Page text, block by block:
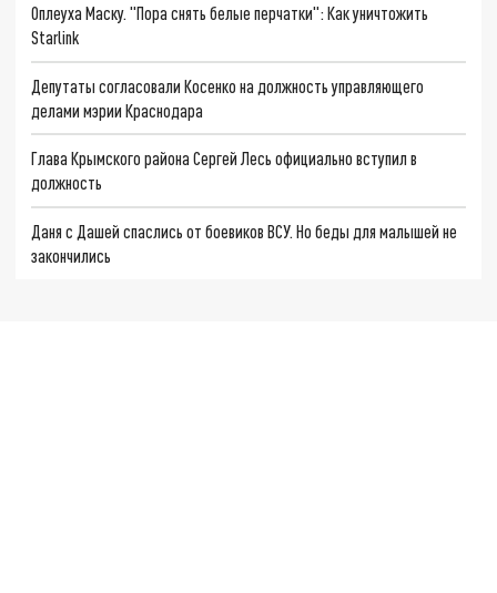
Оплеуха Маску. "Пора снять белые перчатки": Как уничтожить
Starlink
Депутаты согласовали Косенко на должность управляющего
делами мэрии Краснодара
Глава Крымского района Сергей Лесь официально вступил в
должность
Даня с Дашей спаслись от боевиков ВСУ. Но беды для малышей не
закончились